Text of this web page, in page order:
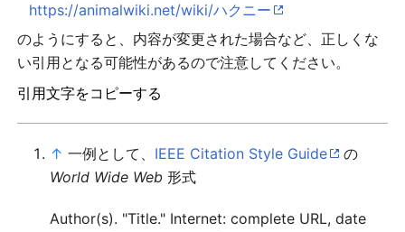
https://animalwiki.net/wiki/ハクニー
のようにすると、内容が変更された場合など、正しくな
い引用となる可能性があるので注意してください。
引用文字をコピーする
↑ 一例として、 IEEE Citation Style Guide
の
World Wide Web 形式
Author(s). "Title." Internet: complete URL, date